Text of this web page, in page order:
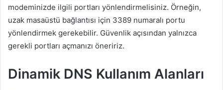
modeminizde ilgili portları yönlendirmelisiniz. Örneğin,
uzak masaüstü bağlantısı için 3389 numaralı portu
yönlendirmek gerekebilir. Güvenlik açısından yalnızca
gerekli portları açmanızı öneririz.
Dinamik DNS Kullanım Alanları